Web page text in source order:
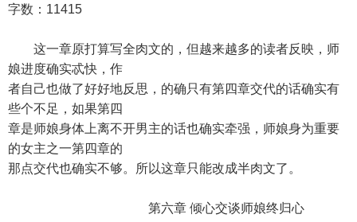
字数：11415
这一章原打算写全肉文的，但越来越多的读者反映，师
娘进度确实忒快，作
者自己也做了好好地反思，的确只有第四章交代的话确实有
些个不足，如果第四
章是师娘身体上离不开男主的话也确实牵强，师娘身为重要
的女主之一第四章的
那点交代也确实不够。所以这章只能改成半肉文了。
第六章 倾心交谈师娘终归心